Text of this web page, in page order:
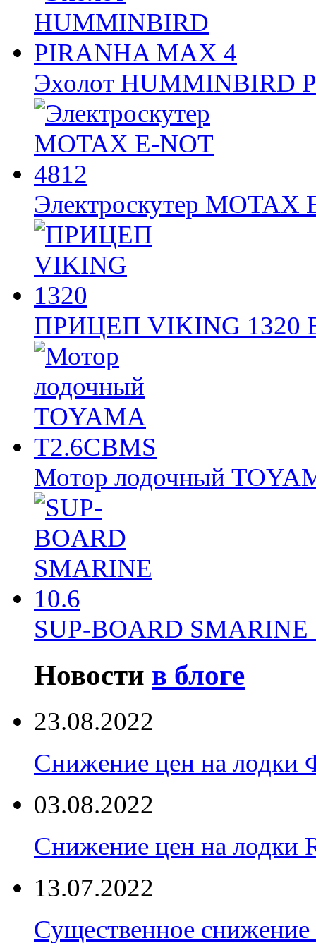
Эхолот HUMMINBIRD
Электроскутер
ПРИЦЕП VIKING
Мотор лодочный
SUP-BOARD
Новости в блоге
23.08.2022
Снижение цен на
03.08.2022
Снижение цен на лодки
13.07.2022
Существенное